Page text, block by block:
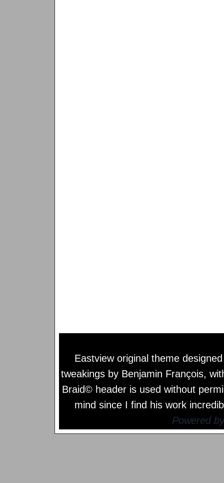
Eastview original theme
tweakings by Benjamin François,
Braid© header is used without
mind since I find his work
Powered